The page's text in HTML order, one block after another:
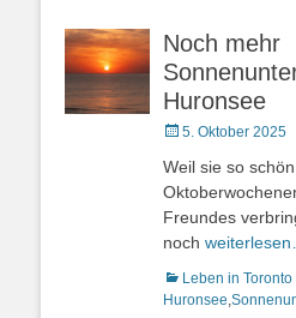
Noch mehr
Huronsee
Veröffentlicht
5. Oktober 2025
Weil sie so
Freundes
noch
Kategorien
Leben in Toronto
Huronsee,